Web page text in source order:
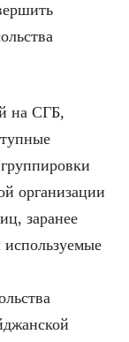
на СГБ,
организации
заранее